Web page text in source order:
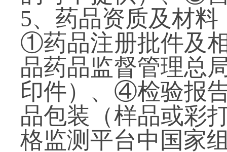
5、药品资质及材料
①药品注册批件及
品药品监督管理总
印件）、④检验报
品包装（样品或彩
格监测平台中国家